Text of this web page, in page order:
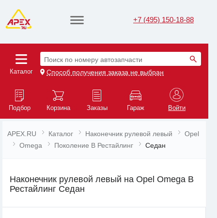
+7 (495) 150-18-88
Каталог
Поиск по номеру автозапчасти
Способ получения заказа не выбран
Подбор Корзина Заказы Гараж Войти
APEX.RU Каталог Наконечник рулевой левый
Opel
Omega
Поколение B Рестайлинг Седан
Наконечник рулевой левый на Opel Omega B
Рестайлинг Седан